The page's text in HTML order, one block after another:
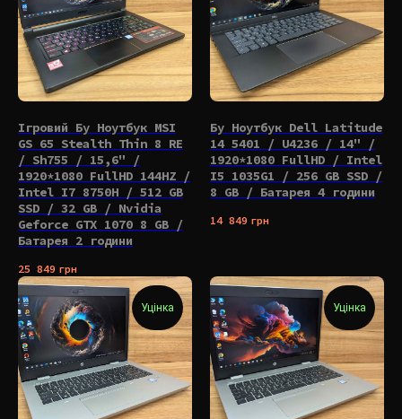
Ігровий Бу Ноутбук MSI
GS 65 Stealth Thin 8 RE
/ Sh755 / 15,6" /
1920*1080 FullHD 144HZ /
Intel I7 8750H / 512 GB
SSD / 32 GB / Nvidia
Geforce GTX 1070 8 GB /
Батарея 2 години
25 849 грн
Бу Ноутбук Dell Latitude
14 5401 / U4236 / 14" /
1920*1080 FullHD / Intel
I5 1035G1 / 256 GB SSD /
8 GB / Батарея 4 години
14 849 грн
Уцінка Уцінка